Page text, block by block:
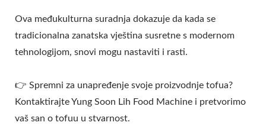
Ova međukulturna suradnja dokazuje da kada se
tradicionalna zanatska vještina susretne s modernom
tehnologijom, snovi mogu nastaviti i rasti.
👉 Spremni za unapređenje svoje proizvodnje tofua?
Kontaktirajte Yung Soon Lih Food Machine i pretvorimo
vaš san o tofuu u stvarnost.